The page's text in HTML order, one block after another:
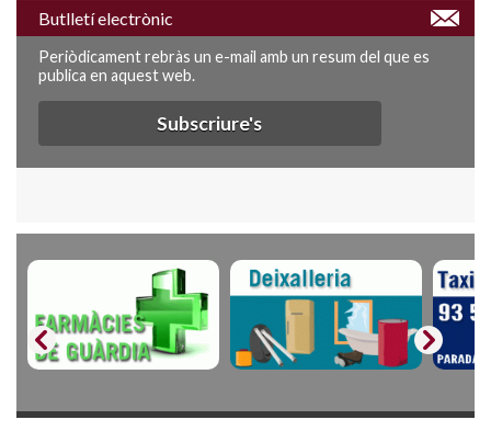
Butlletí electrònic
Periòdicament rebràs un e-mail amb un resum del que es
publica en aquest web.
Subscriure's